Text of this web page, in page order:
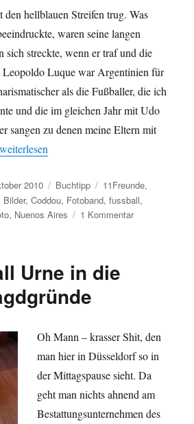
hellblauen Streifen trug. Was
waren seine langen
sich streckte, wenn er traf und die
Leopoldo Luque war Argentinien für
als die Fußballer, die ich
und die im gleichen Jahr mit Udo
sangen zu denen meine Eltern mit
„TORWORT Buchtipp: Die Welthauptstadt
weiterlesen
2010 Kategorien
Buchtipp Schlagwörter
11Freunde,
Bilder,Coddou, Fotoband,fussball,
, Nuenos Aires 1 Kommentarzu
Urne in die
Oh Mann – krasser Shit, den
man hier in Düsseldorf so in
der Mittagspause sieht. Da
geht man nichts ahnend am
Bestattungsunternehmen des